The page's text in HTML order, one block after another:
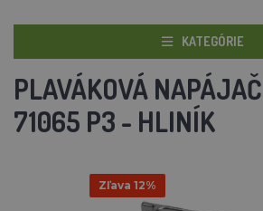
KATEGÓRIE
PLAVÁKOVÁ
71065 P3 - HLINÍK
Zľava 12%